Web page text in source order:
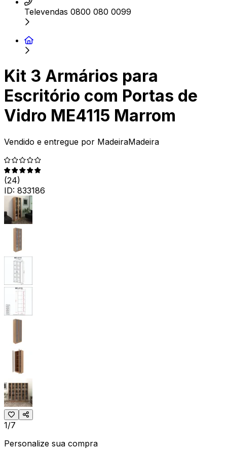
Televendas 0800 080 0099
Kit 3 Armários para
Escritório com Portas de
Vidro ME4115 Marrom
Vendido e entregue por MadeiraMadeira
(24)
ID: 833186
1/7
Personalize sua compra